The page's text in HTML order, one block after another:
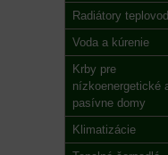
Radiátory
Voda a kúrenie
Krby pre
nízkoenergetické
pasívne domy
Klimatizácie